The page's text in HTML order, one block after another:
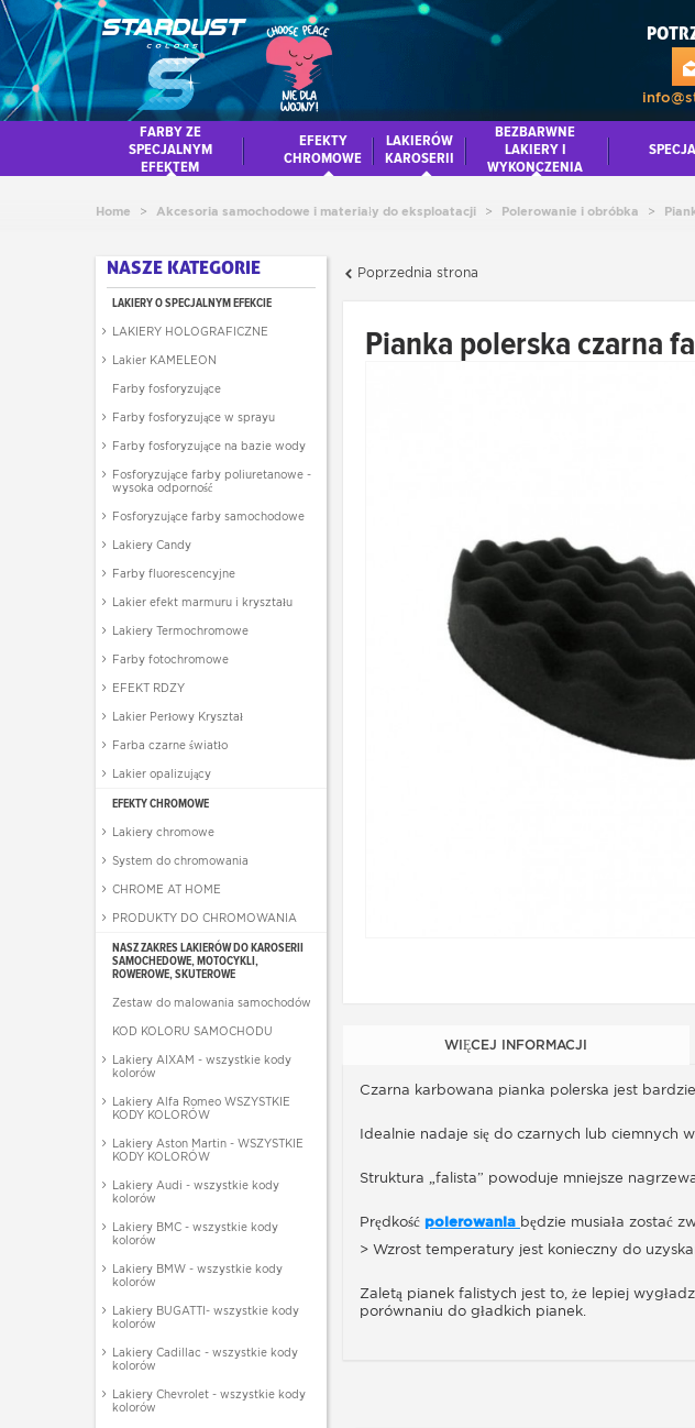
FARBY ZE
SPECJALNYM
EFEKTEM
EFEKTY
CHROMOWE
LAKIERÓW
KAROSERII
BEZBARWNE
LAKIERY I
WYKONCZENIA
Home > Akcesoria samochodowe i materiały do eksploatacji > Polerowanie i obróbka >
NASZE KATEGORIE
LAKIERY O SPECJALNYM EFEKCIE
LAKIERY HOLOGRAFICZNE
Lakier KAMELEON
Farby fosforyzujące
Farby fosforyzujące w sprayu
Farby fosforyzujące na bazie wody
Fosforyzujące farby poliuretanowe -
wysoka odporność
Fosforyzujące farby samochodowe
Lakiery Candy
Farby fluorescencyjne
Lakier efekt marmuru i kryształu
Lakiery Termochromowe
Farby fotochromowe
EFEKT RDZY
Lakier Perłowy Kryształ
Farba czarne światło
Lakier opalizujący
EFEKTY CHROMOWE
Lakiery chromowe
System do chromowania
CHROME AT HOME
PRODUKTY DO CHROMOWANIA
NASZ ZAKRES LAKIERÓW DO KAROSERII
SAMOCHEDOWE, MOTOCYKLI,
ROWEROWE, SKUTEROWE
Zestaw do malowania samochodów
KOD KOLORU SAMOCHODU
Lakiery AIXAM - wszystkie kody
kolorów
Lakiery Alfa Romeo WSZYSTKIE
KODY KOLORÓW
Lakiery Aston Martin - WSZYSTKIE
KODY KOLORÓW
Lakiery Audi - wszystkie kody
kolorów
Lakiery BMC - wszystkie kody
kolorów
Lakiery BMW - wszystkie kody
kolorów
Lakiery BUGATTI- wszystkie kody
kolorów
Lakiery Cadillac - wszystkie kody
kolorów
Lakiery Chevrolet - wszystkie kody
kolorów
Poprzednia strona
Pianka polerska czarna
WIĘCEJ INFORMACJI
Czarna karbowana pianka polerska jest
Idealnie nadaje się do czarnych lub ciemnych
Struktura „falista” powoduje mniejsze
Prędkość polerowania będzie musiała zostać
> Wzrost temperatury jest konieczny do
Zaletą pianek falistych jest to, że lepiej
porównaniu do gładkich pianek.